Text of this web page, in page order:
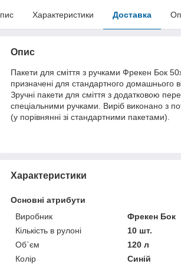
Характеристики Доставка
Опис
Пакети для сміття з ручками Фрекен Бок
призначені для стандартного домашнього
Зручні пакети для сміття з додатковою
спеціальними ручками. Виріб виконано з
(у порівнянні зі стандартними пакетами).
Характеристики
Основні атрибути
Виробник
Фрекен Бок
Кількість в рулоні
10 шт.
Об`єм
120 л
Колір
Синій